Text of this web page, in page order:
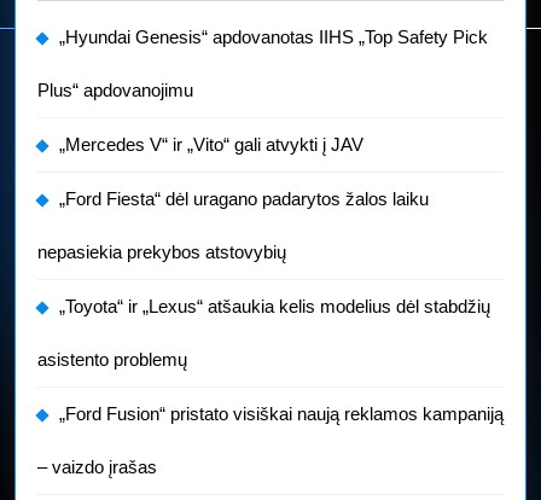
„Hyundai Genesis“ apdovanotas IIHS „Top Safety Pick
Plus“ apdovanojimu
„Mercedes V“ ir „Vito“ gali atvykti į JAV
„Ford Fiesta“ dėl uragano padarytos žalos laiku
nepasiekia prekybos atstovybių
„Toyota“ ir „Lexus“ atšaukia kelis modelius dėl stabdžių
asistento problemų
„Ford Fusion“ pristato visiškai naują reklamos kampaniją
– vaizdo įrašas